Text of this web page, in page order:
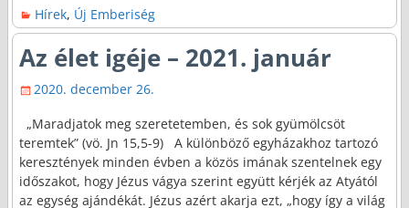
Hírek, Új Emberiség
Az élet igéje – 2021. január
2020. december 26.
„Maradjatok meg szeretetemben, és sok gyümölcsöt
teremtek” (vö. Jn 15,5-9) A különböző egyházakhoz tartozó
keresztények minden évben a közös imának szentelnek egy
időszakot, hogy Jézus vágya szerint együtt kérjék az Atyától
az egység ajándékát. Jézus azért akarja ezt, „hogy így a világ